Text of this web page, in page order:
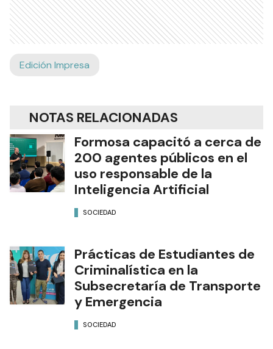
Edición Impresa
NOTAS RELACIONADAS
Formosa capacitó a cerca de
200 agentes públicos en el
uso responsable de la
Inteligencia Artificial
SOCIEDAD
Prácticas de Estudiantes de
Criminalística en la
Subsecretaría de Transporte
y Emergencia
SOCIEDAD